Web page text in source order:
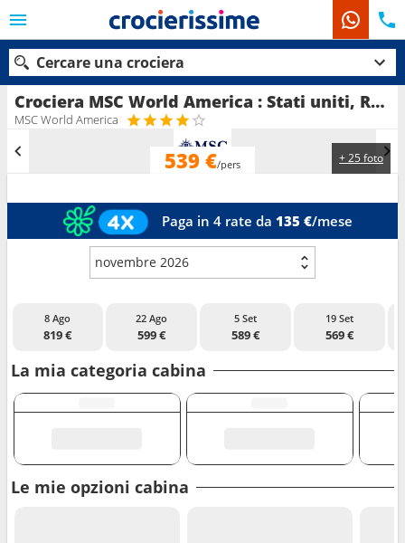
Crociera MSC World America : Stati uniti, Repubblica dominicana, Portorico, Bahamas in partenza da Miami
MSC World America
+ 25 foto
539 €/pers
Paga in 4 rate da 135 €/mese
novembre 2026
8 Ago
819 €
22 Ago
599 €
5 Set
589 €
19 Set
569 €
La mia categoria cabina
Le mie opzioni cabina
Cercare una crociera
Le nostre destinazioni
Mesi di partenza
Porti Compagnie